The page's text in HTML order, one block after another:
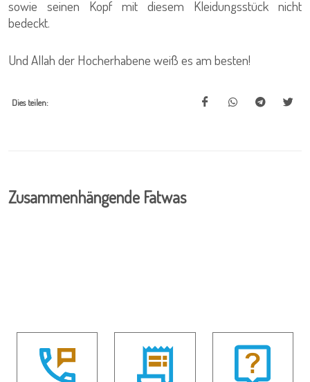
sowie seinen Kopf mit diesem Kleidungsstück nicht
bedeckt.
Und Allah der Hocherhabene weiß es am besten!
Dies teilen:
Zusammenhängende Fatwas